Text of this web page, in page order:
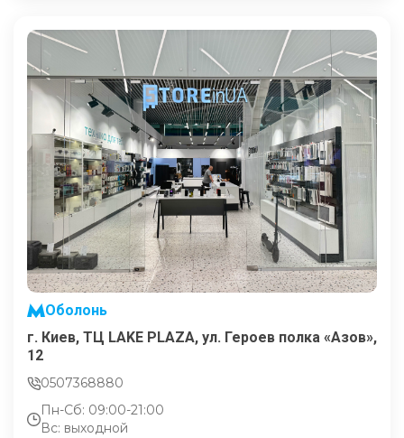
Оболонь
г. Киев, ТЦ LAKE PLAZA, ул. Героев полка «Азов»,
12
0507368880
Пн-Сб: 09:00-21:00
Вс: выходной